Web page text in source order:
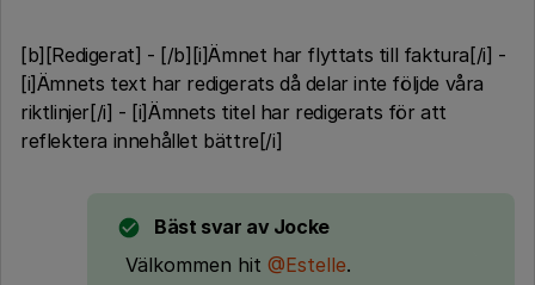
[b][Redigerat] - [/b][i]Ämnet har flyttats till faktura[/i] -
[i]Ämnets text har redigerats då delar inte följde våra
riktlinjer[/i] - [i]Ämnets titel har redigerats för att
reflektera innehållet bättre[/i]
Bäst svar av Jocke
Välkommen hit @Estelle.